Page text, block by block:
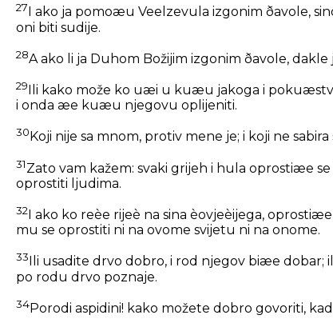
27
I ako ja pomoæu Veelzevula izgonim ðavole,
oni biti sudije.
28A ako li ja Duhom Božijim izgonim ðavole,
29
Ili kako može ko uæi u kuæu jakoga i
i onda æe kuæu njegovu oplijeniti.
30 Koji nije sa mnom, protiv mene je; i koji ne
31Zato vam kažem: svaki grijeh i hula oprostiæe
oprostiti ljudima.
32
I ako ko reèe rijeè na sina èovjeèijega,
mu se oprostiti ni na ovome svijetu ni na onome.
33
Ili usadite drvo dobro, i rod njegov biæe
po rodu drvo poznaje.
34Porodi aspidini! kako možete dobro govoriti,